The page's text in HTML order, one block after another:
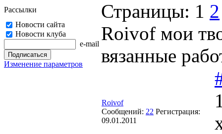
Рассылки
Новости сайта
Новости клуба
e-mail
Изменение параметров
Страницы: 1 2
Roivof мои
вязанные
Roivof
Сообщений: 22 Регистрация:
09.01.2011